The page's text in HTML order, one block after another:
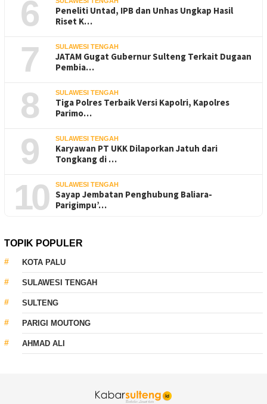
6
Peneliti Untad, IPB dan Unhas Ungkap Hasil
Riset K…
7 SULAWESI TENGAH
JATAM Gugat Gubernur Sulteng Terkait Dugaan
Pembia…
8 SULAWESI TENGAH
Tiga Polres Terbaik Versi Kapolri, Kapolres
Parimo…
9 SULAWESI TENGAH
Karyawan PT UKK Dilaporkan Jatuh dari
Tongkang di …
10 SULAWESI TENGAH
Sayap Jembatan Penghubung Baliara-
Parigimpu’…
TOPIK POPULER
KOTA PALU
SULAWESI TENGAH
SULTENG
PARIGI MOUTONG
AHMAD ALI